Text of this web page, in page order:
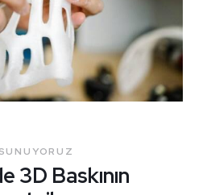
3D Baskının